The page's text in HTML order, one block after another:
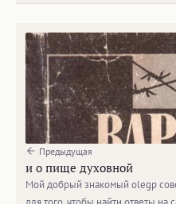
Предыдущая
и о пище духовной
Мой добрый знакомый olegp